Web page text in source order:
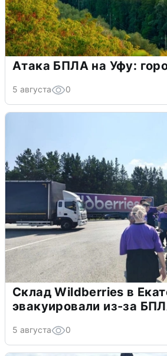
Атака БПЛА на Уфу:
5 августа 0
Склад Wildberries в
эвакуировали из-за
5 августа 0